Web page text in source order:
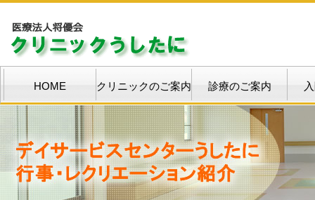
HOME クリニックのご案内 診療のご案内